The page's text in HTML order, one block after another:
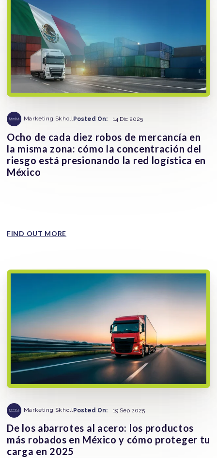
Marketing SkhollPosted On: 14 Dic 2025
Ocho de cada diez robos de mercancía en
la misma zona: cómo la concentración del
riesgo está presionando la red logística en
México
FIND OUT MORE
Marketing SkhollPosted On: 19 Sep 2025
De los abarrotes al acero: los productos
más robados en México y cómo proteger tu
carga en 2025